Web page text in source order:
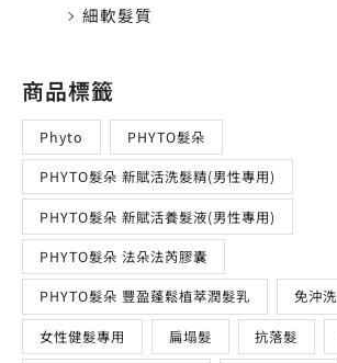
細軟髮質
商品標籤
Phyto PHYTO髮朵
PHYTO髮朵 新賦活洗髮精(男性專用)
PHYTO髮朵 新賦活養髮液(男性專用)
PHYTO髮朵 法朵法芮膠囊
PHYTO髮朵 豐盈蓬鬆植萃潤髮乳 免沖洗
女性健髮專用 扁塌髮 抗落髮